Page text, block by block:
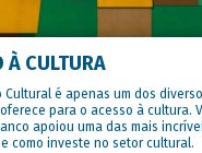
À CULTURA
Cultural é apenas um dos
oferece para o acesso à cultura.
apoiou uma das mais
como investe no setor cultural.